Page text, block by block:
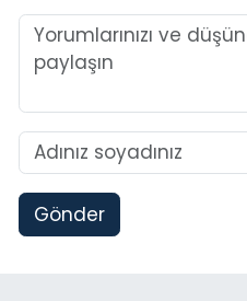
Gönder